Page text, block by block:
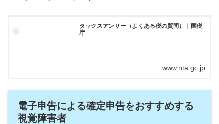
タックスアンサー（よくある税の質問）｜国税
庁
www.nta.go.jp
電子申告による確定申告をおすすめする
視覚障害者